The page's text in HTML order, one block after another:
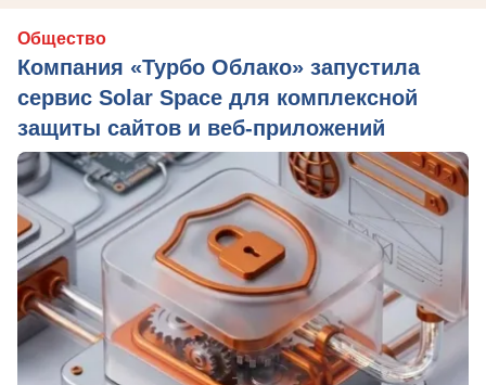
Общество
Компания «Турбо Облако» запустила
сервис Solar Space для комплексной
защиты сайтов и веб-приложений